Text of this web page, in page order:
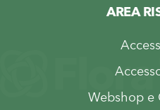
AREA
Webshop e